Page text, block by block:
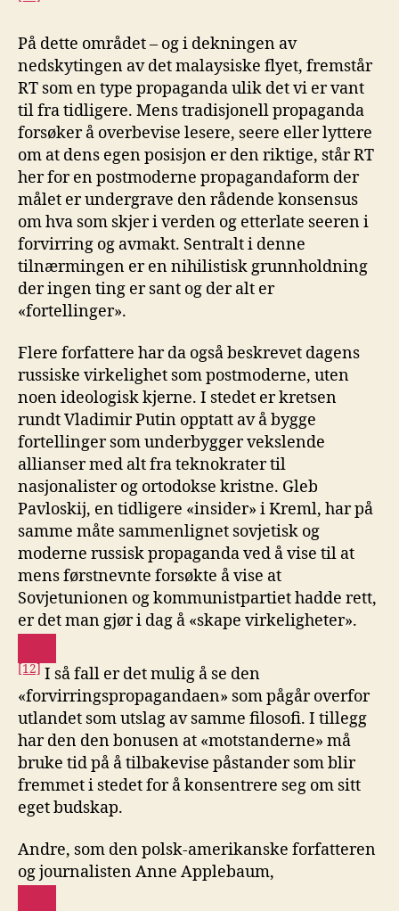
På dette området – og i dekningen av
nedskytingen av det malaysiske flyet, fremstår
RT som en type propaganda ulik det vi er vant
til fra tidligere. Mens tradisjonell propaganda
forsøker å overbevise lesere, seere eller lyttere
om at dens egen posisjon er den riktige, står RT
her for en postmoderne propagandaform der
målet er undergrave den rådende konsensus
om hva som skjer i verden og etterlate seeren i
forvirring og avmakt. Sentralt i denne
tilnærmingen er en nihilistisk grunnholdning
der ingen ting er sant og der alt er
«fortellinger».
Flere forfattere har da også beskrevet dagens
russiske virkelighet som postmoderne, uten
noen ideologisk kjerne. I stedet er kretsen
rundt Vladimir Putin opptatt av å bygge
fortellinger som underbygger vekslende
allianser med alt fra teknokrater til
nasjonalister og ortodokse kristne. Gleb
Pavloskij, en tidligere «insider» i Kreml, har på
samme måte sammenlignet sovjetisk og
moderne russisk propaganda ved å vise til at
mens førstnevnte forsøkte å vise at
Sovjetunionen og kommunistpartiet hadde rett,
er det man gjør i dag å «skape virkeligheter».
[12] I så fall er det mulig å se den
«forvirringspropagandaen» som pågår overfor
utlandet som utslag av samme filosofi. I tillegg
har den den bonusen at «motstanderne» må
bruke tid på å tilbakevise påstander som blir
fremmet i stedet for å konsentrere seg om sitt
eget budskap.
Andre, som den polsk-amerikanske forfatteren
og journalisten Anne Applebaum,